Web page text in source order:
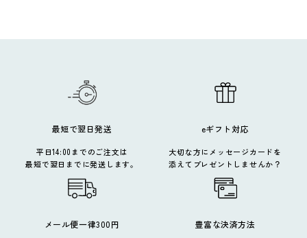
最短で翌日発送
平日14:00までのご注文は
最短で翌日までに発送します。
eギフト対応
大切な方にメッセージカードを
添えてプレゼントしませんか？
メール便一律300円 豊富な決済方法